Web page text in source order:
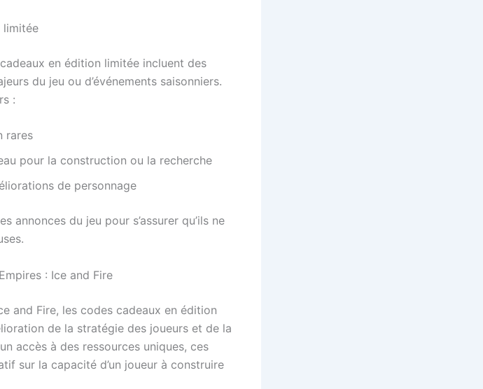
limitée
en édition limitée incluent des
du jeu ou d’événements saisonniers.
:
rares
pour la construction ou la recherche
de personnage
annonces du jeu pour s’assurer qu’ils ne
: Ice and Fire
and Fire, les codes cadeaux en édition
de la stratégie des joueurs et de la
accès à des ressources uniques, ces
sur la capacité d’un joueur à construire